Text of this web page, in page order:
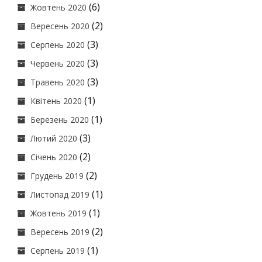
Жовтень 2020 (6)
Вересень 2020 (2)
Серпень 2020 (3)
Червень 2020 (3)
Травень 2020 (3)
Квітень 2020 (1)
Березень 2020 (1)
Лютий 2020 (3)
Січень 2020 (2)
Грудень 2019 (2)
Листопад 2019 (1)
Жовтень 2019 (1)
Вересень 2019 (2)
Серпень 2019 (1)